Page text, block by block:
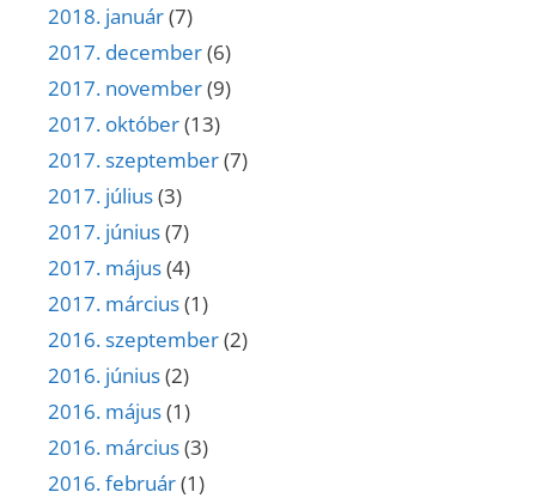
2018. január(7)
2017. december(6)
2017. november(9)
2017. október(13)
2017. szeptember(7)
2017. július(3)
2017. június(7)
2017. május(4)
2017. március(1)
2016. szeptember(2)
2016. június(2)
2016. május(1)
2016. március(3)
2016. február(1)